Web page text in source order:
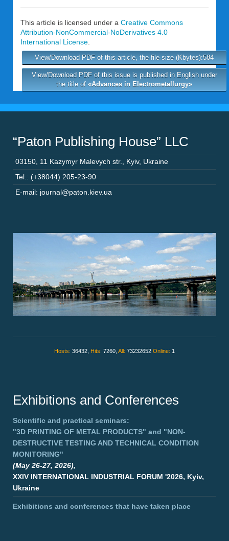
This article is licensed under a Creative Commons
Attribution-NonCommercial-NoDerivatives 4.0
International License
View/Download PDF of this article, the file size (Kbytes):584
View/Download PDF of this issue is published in English under
the title of «Advances in Electrometallurgy»
“Paton Publishing House” LLC
03150 11 Kazymyr Malevych str. Kyiv, Ukraine
Tel.: (+38044) 205-23-90
E-mail: journal@paton.kiev.ua
Hosts: 36432, Hits: 7260, All: 73232652 Online: 1
Exhibitions and Conferences
Scientific and practical seminars:
"3D PRINTING OF METAL PRODUCTS" and "NON-
DESTRUCTIVE TESTING AND TECHNICAL CONDITION
MONITORING"
(May 26-27, 2026),
XXIV INTERNATIONAL INDUSTRIAL FORUM '2026, Kyiv,
Ukraine
Exhibitions and conferences that have taken place